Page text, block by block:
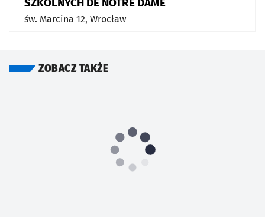
SZKOLNYCH DE NOTRE DAME
św. Marcina 12, Wrocław
ZOBACZ TAKŻE